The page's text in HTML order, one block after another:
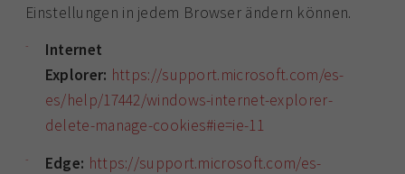
Einstellungen in jedem Browser ändern können.
Internet
Explorer: https://support.microsoft.com/es-
es/help/17442/windows-internet-explorer-
delete-manage-cookies#ie=ie-11
Edge: https://support.microsoft.com/es-